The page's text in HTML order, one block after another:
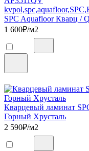
SPC Aquafloor Кварц /
1 600₽/м2
Кварцевый ламинат
Горный Хрусталь
2 590₽/м2